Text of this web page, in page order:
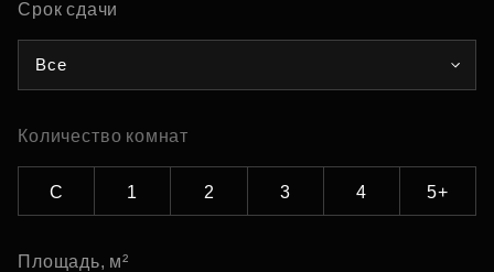
Срок сдачи
Все
Количество комнат
С 1 2 3 4 5+
Площадь, м²